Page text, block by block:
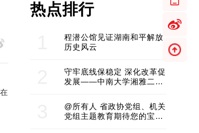
热点排行
程潜公馆见证湖南和平解放
历史风云
守牢底线保稳定 深化改革促
发展——中南大学湘雅二医
@所有人 省政协党组、机关
党组主题教育期待您的宝贵